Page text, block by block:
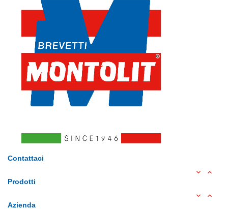
Contattaci


Prodotti


Azienda